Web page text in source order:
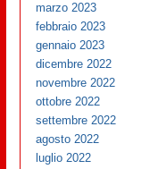
marzo 2023
febbraio 2023
gennaio 2023
dicembre 2022
novembre 2022
ottobre 2022
settembre 2022
agosto 2022
luglio 2022